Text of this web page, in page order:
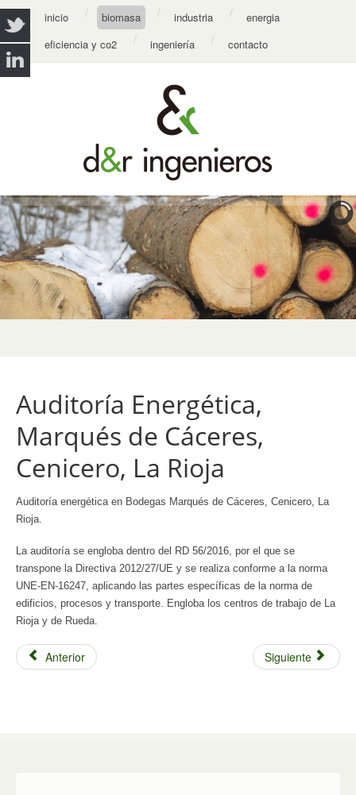
inicio biomasa industria
energia
eficiencia y co2
ingeniería contacto
Auditoría Energética,
Marqués de Cáceres,
Cenicero, La Rioja
Auditoría energética en Bodegas Marqués de Cáceres, Cenicero, La
Rioja.
La auditoría se engloba dentro del RD 56/2016, por el que se
transpone la Directiva 2012/27/UE y se realiza conforme a la norma
UNE-EN-16247, aplicando las partes específicas de la norma de
edificios, procesos y transporte. Engloba los centros de trabajo de La
Rioja y de Rueda.
Anterior Siguiente